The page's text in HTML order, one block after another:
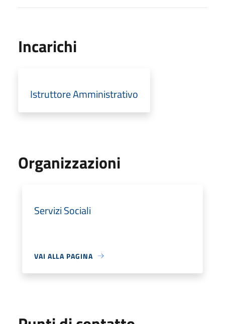
Incarichi
Istruttore Amministrativo
Organizzazioni
Servizi Sociali
VAI ALLA PAGINA